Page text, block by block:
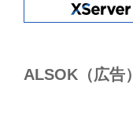
ALSОK（広告）